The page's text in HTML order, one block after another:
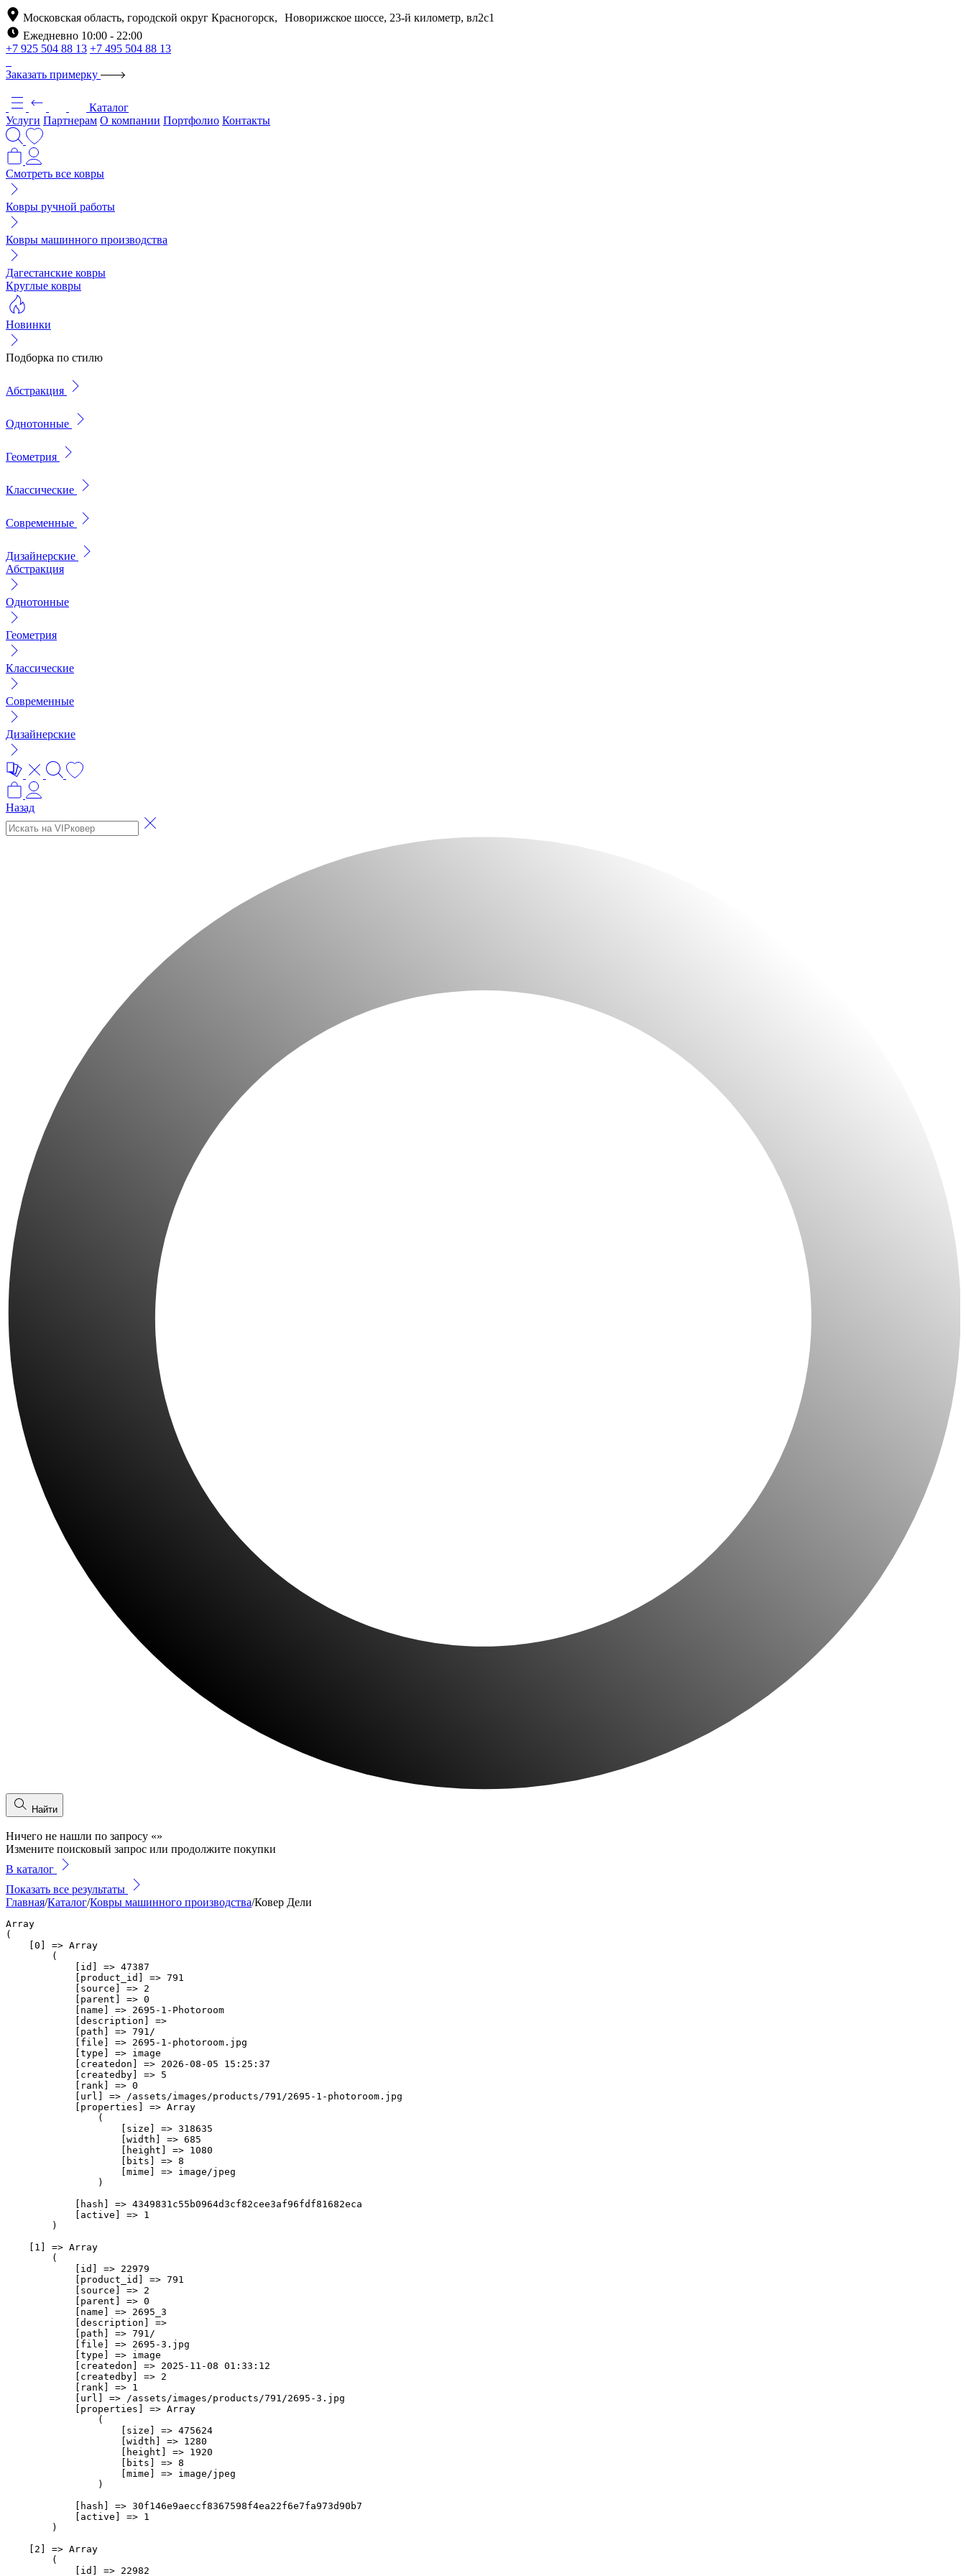
Московская область, городской округ Красногорск, Новорижское шоссе, 23-й километр, вл2с1
Ежедневно 10:00 - 22:00
+7 925 504 88 13 +7 495 504 88 13
Заказать примерку
Каталог
Услуги Партнерам О компании Портфолио Контакты
Смотреть все ковры
Ковры ручной работы
Ковры машинного производства
Дагестанские ковры
Круглые ковры
Новинки
Подборка по стилю
Абстракция
Однотонные
Геометрия
Классические
Современные
Дизайнерские
Абстракция
Однотонные
Геометрия
Классические
Современные
Дизайнерские
Назад
Найти
Ничего не нашли по запросу «»
Измените поисковый запрос или продолжите покупки
В каталог
Показать все результаты
Главная/Каталог/Ковры машинного производства/Ковер Дели
Array
(
    [0] => Array
        (
            [id] => 47387
            [product_id] => 791
            [source] => 2
            [parent] => 0
            [name] => 2695-1-Photoroom
            [description] =>
            [path] => 791/
            [file] => 2695-1-photoroom.jpg
            [type] => image
            [createdon] => 2026-08-05 15:25:37
            [createdby] => 5
            [rank] => 0
            [url] => /assets/images/products/791/2695-1-photoroom.jpg
            [properties] => Array
                (
                    [size] => 318635
                    [width] => 685
                    [height] => 1080
                    [bits] => 8
                    [mime] => image/jpeg
                )
            [hash] => 4349831c55b0964d3cf82cee3af96fdf81682eca
            [active] => 1
        )
    [1] => Array
        (
            [id] => 22979
            [product_id] => 791
            [source] => 2
            [parent] => 0
            [name] => 2695_3
            [description] =>
            [path] => 791/
            [file] => 2695-3.jpg
            [type] => image
            [createdon] => 2025-11-08 01:33:12
            [createdby] => 2
            [rank] => 1
            [url] => /assets/images/products/791/2695-3.jpg
            [properties] => Array
                (
                    [size] => 475624
                    [width] => 1280
                    [height] => 1920
                    [bits] => 8
                    [mime] => image/jpeg
                )
            [hash] => 30f146e9aeccf8367598f4ea22f6e7fa973d90b7
            [active] => 1
        )
    [2] => Array
        (
            [id] => 22982